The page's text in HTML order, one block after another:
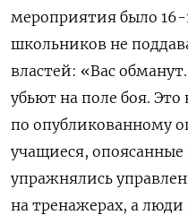
мероприятия было 16-
школьников не
властей: «Вас
убьют на поле боя. Это
по опубликованному
учащиеся,
упражнялись
на тренажерах, а